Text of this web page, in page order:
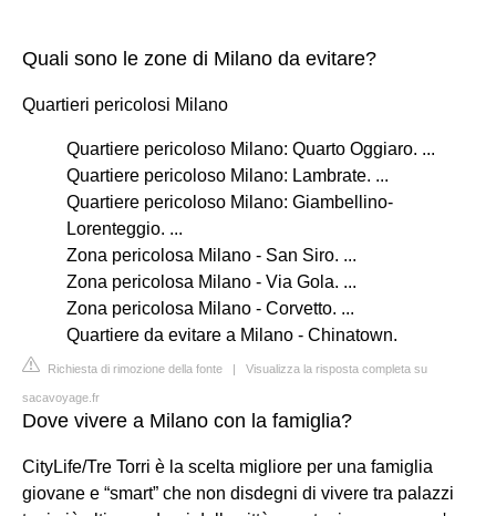
Quali sono le zone di Milano da evitare?
Quartieri pericolosi Milano
Quartiere pericoloso Milano: Quarto Oggiaro. ...
Quartiere pericoloso Milano: Lambrate. ...
Quartiere pericoloso Milano: Giambellino-
Lorenteggio. ...
Zona pericolosa Milano - San Siro. ...
Zona pericolosa Milano - Via Gola. ...
Zona pericolosa Milano - Corvetto. ...
Quartiere da evitare a Milano - Chinatown.
Richiesta di rimozione della fonte | Visualizza la risposta completa su
sacavoyage.fr
Dove vivere a Milano con la famiglia?
CityLife/Tre Torri è la scelta migliore per una famiglia
giovane e “smart” che non disdegni di vivere tra palazzi